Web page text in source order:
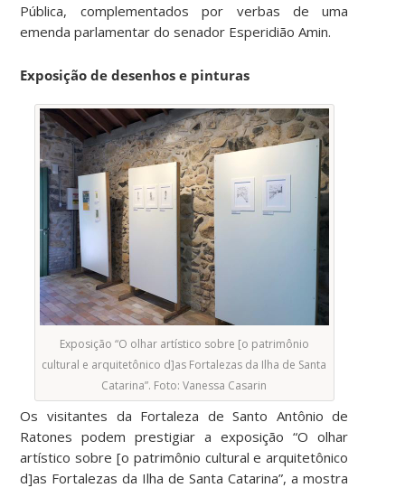
Pública, complementados por verbas de uma
emenda parlamentar do senador Esperidião Amin.
Exposição de desenhos e pinturas
Exposição “O olhar artístico sobre [o patrimônio
cultural e arquitetônico d]as Fortalezas da Ilha de Santa
Catarina”. Foto: Vanessa Casarin
Os visitantes da Fortaleza de Santo Antônio de
Ratones podem prestigiar a exposição “O olhar
artístico sobre [o patrimônio cultural e arquitetônico
d]as Fortalezas da Ilha de Santa Catarina”, a mostra